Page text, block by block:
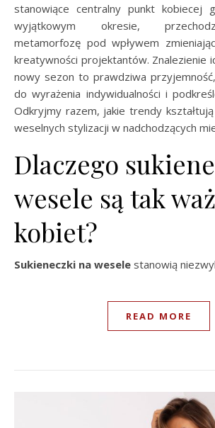
stanowiące centralny punkt kobiecej
wyjątkowym okresie,
metamorfozę pod wpływem
kreatywności projektantów. Znalezienie
nowy sezon to prawdziwa
do wyrażenia indywidualności i
Odkryjmy razem, jakie trendy
weselnych stylizacji w nadchodzących
Dlaczego
wesele są tak
kobiet?
Sukieneczki na wesele stanowią
READ MORE